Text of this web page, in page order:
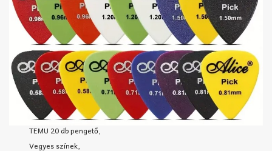
TEMU 20 db pengető,
Vegyes színek,